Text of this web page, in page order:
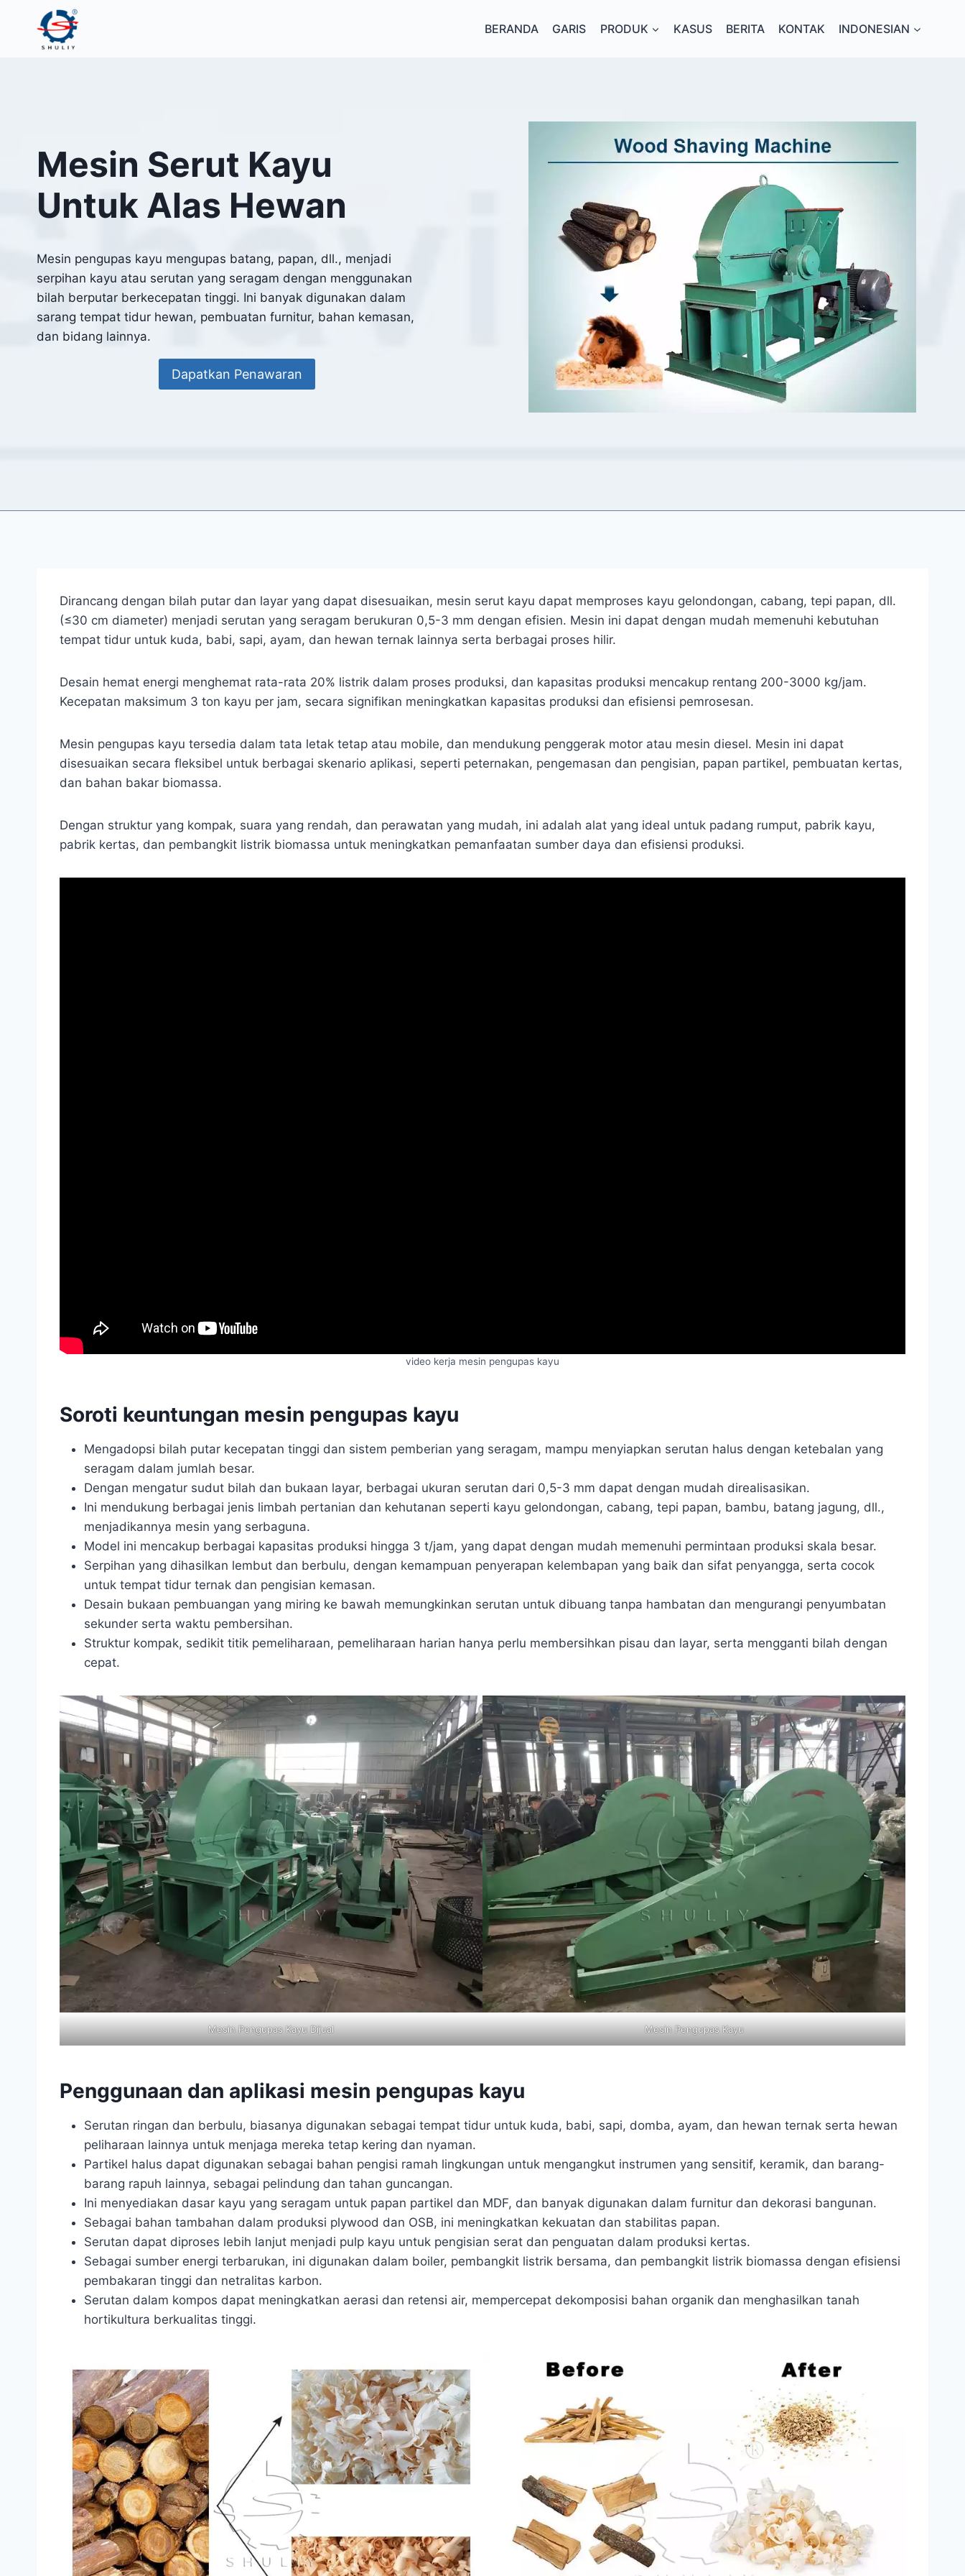
content
BERANDA GARIS PRODUK KASUS BERITA KONTAK INDONESIAN
Mesin Serut Kayu
Untuk Alas Hewan
Mesin pengupas kayu mengupas batang, papan, dll., menjadi
serpihan kayu atau serutan yang seragam dengan menggunakan
bilah berputar berkecepatan tinggi. Ini banyak digunakan dalam
sarang tempat tidur hewan, pembuatan furnitur, bahan kemasan,
dan bidang lainnya.
Dapatkan Penawaran
Dirancang dengan bilah putar dan layar yang dapat disesuaikan, mesin serut kayu dapat memproses kayu gelondongan, cabang, tepi papan, dll.
(≤30 cm diameter) menjadi serutan yang seragam berukuran 0,5-3 mm dengan efisien. Mesin ini dapat dengan mudah memenuhi kebutuhan
tempat tidur untuk kuda, babi, sapi, ayam, dan hewan ternak lainnya serta berbagai proses hilir.
Desain hemat energi menghemat rata-rata 20% listrik dalam proses produksi, dan kapasitas produksi mencakup rentang 200-3000 kg/jam.
Kecepatan maksimum 3 ton kayu per jam, secara signifikan meningkatkan kapasitas produksi dan efisiensi pemrosesan.
Mesin pengupas kayu tersedia dalam tata letak tetap atau mobile, dan mendukung penggerak motor atau mesin diesel. Mesin ini dapat
disesuaikan secara fleksibel untuk berbagai skenario aplikasi, seperti peternakan, pengemasan dan pengisian, papan partikel, pembuatan kertas,
dan bahan bakar biomassa.
Dengan struktur yang kompak, suara yang rendah, dan perawatan yang mudah, ini adalah alat yang ideal untuk padang rumput, pabrik kayu,
pabrik kertas, dan pembangkit listrik biomassa untuk meningkatkan pemanfaatan sumber daya dan efisiensi produksi.
video kerja mesin pengupas kayu
Soroti keuntungan mesin pengupas kayu
Mengadopsi bilah putar kecepatan tinggi dan sistem pemberian yang seragam, mampu menyiapkan serutan halus dengan ketebalan yang
seragam dalam jumlah besar.
Dengan mengatur sudut bilah dan bukaan layar, berbagai ukuran serutan dari 0,5-3 mm dapat dengan mudah direalisasikan.
Ini mendukung berbagai jenis limbah pertanian dan kehutanan seperti kayu gelondongan, cabang, tepi papan, bambu, batang jagung, dll.,
menjadikannya mesin yang serbaguna.
Model ini mencakup berbagai kapasitas produksi hingga 3 t/jam, yang dapat dengan mudah memenuhi permintaan produksi skala besar.
Serpihan yang dihasilkan lembut dan berbulu, dengan kemampuan penyerapan kelembapan yang baik dan sifat penyangga, serta cocok
untuk tempat tidur ternak dan pengisian kemasan.
Desain bukaan pembuangan yang miring ke bawah memungkinkan serutan untuk dibuang tanpa hambatan dan mengurangi penyumbatan
sekunder serta waktu pembersihan.
Struktur kompak, sedikit titik pemeliharaan, pemeliharaan harian hanya perlu membersihkan pisau dan layar, serta mengganti bilah dengan
cepat.
Mesin Pengupas Kayu Dijual Mesin Pengupas Kayu
Penggunaan dan aplikasi mesin pengupas kayu
Serutan ringan dan berbulu, biasanya digunakan sebagai tempat tidur untuk kuda, babi, sapi, domba, ayam, dan hewan ternak serta hewan
peliharaan lainnya untuk menjaga mereka tetap kering dan nyaman.
Partikel halus dapat digunakan sebagai bahan pengisi ramah lingkungan untuk mengangkut instrumen yang sensitif, keramik, dan barang-
barang rapuh lainnya, sebagai pelindung dan tahan guncangan.
Ini menyediakan dasar kayu yang seragam untuk papan partikel dan MDF, dan banyak digunakan dalam furnitur dan dekorasi bangunan.
Sebagai bahan tambahan dalam produksi plywood dan OSB, ini meningkatkan kekuatan dan stabilitas papan.
Serutan dapat diproses lebih lanjut menjadi pulp kayu untuk pengisian serat dan penguatan dalam produksi kertas.
Sebagai sumber energi terbarukan, ini digunakan dalam boiler, pembangkit listrik bersama, dan pembangkit listrik biomassa dengan efisiensi
pembakaran tinggi dan netralitas karbon.
Serutan dalam kompos dapat meningkatkan aerasi dan retensi air, mempercepat dekomposisi bahan organik dan menghasilkan tanah
hortikultura berkualitas tinggi.